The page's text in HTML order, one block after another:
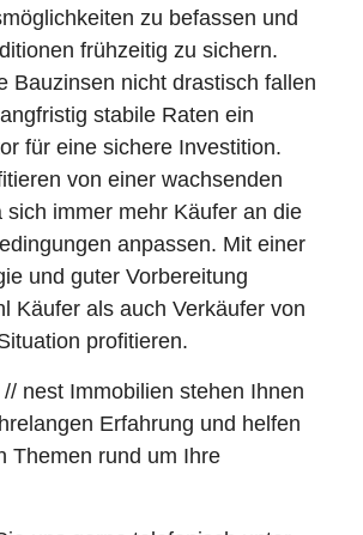
zu befassen und
frühzeitig zu sichern.
Bauzinsen nicht drastisch fallen
stabile Raten ein
für eine sichere Investition.
von einer wachsenden
sich immer mehr Käufer an die
anpassen. Mit einer
und guter Vorbereitung
Käufer als auch Verkäufer von
profitieren.
nest Immobilien stehen Ihnen
Erfahrung und helfen
Themen rund um Ihre